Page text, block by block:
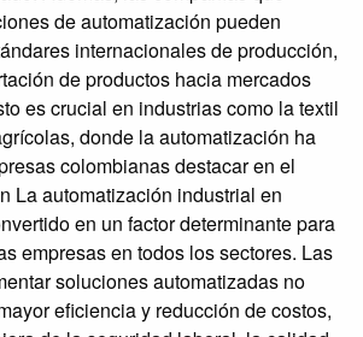
de automatización pueden
internacionales de producción,
de productos hacia mercados
es crucial en industrias como la textil
donde la automatización ha
colombianas destacar en el
La automatización industrial en
en un factor determinante para
empresas en todos los sectores. Las
soluciones automatizadas no
eficiencia y reducción de costos,